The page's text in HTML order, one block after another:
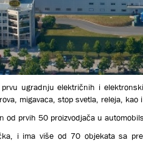
ugradnju električnih i
migavaca, stop svetla, releja,
od prvih 50 proizvodjača u
i ima više od 70 objekata sa